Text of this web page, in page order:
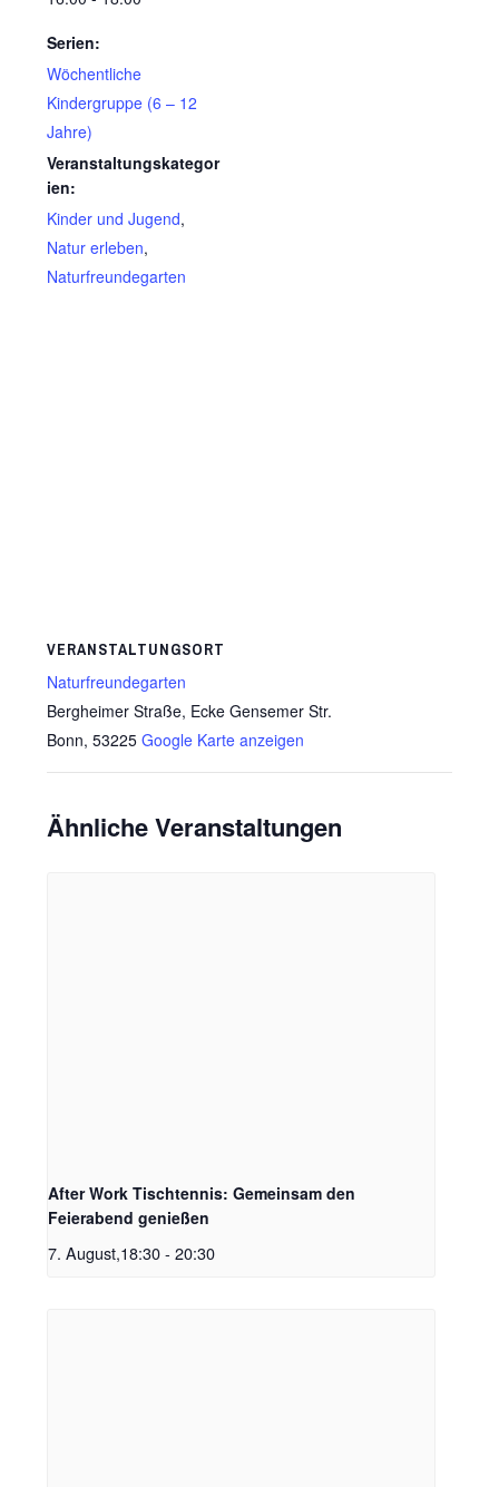
Serien:
Wöchentliche
Kindergruppe (6 – 12
Jahre)
Veranstaltungskategor
ien:
Kinder und Jugend,
Natur erleben,
Naturfreundegarten
VERANSTALTUNGSORT
Naturfreundegarten
Bergheimer Straße, Ecke Gensemer Str.
Bonn, 53225 Google Karte anzeigen
Ähnliche Veranstaltungen
After Work Tischtennis: Gemeinsam den
Feierabend genießen
7. August,18:30 - 20:30